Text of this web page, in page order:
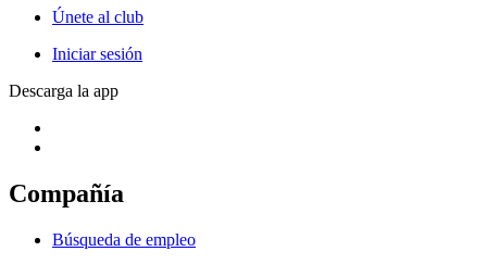
Únete al club
Iniciar sesión
Descarga la app
Compañía
Búsqueda de empleo